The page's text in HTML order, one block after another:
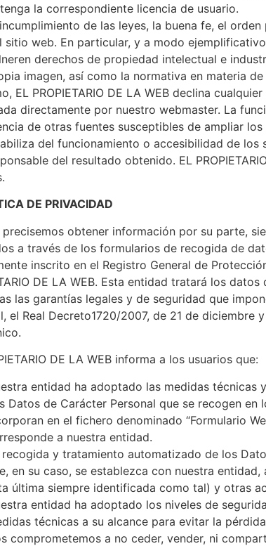
la correspondiente licencia de usuario.
de las leyes, la buena fe, el
sitio web. En particular, y a modo
derechos de propiedad intelectual e
imagen, así como la normativa en materia
EL PROPIETARIO DE LA WEB declina
directamente por nuestro webmaster. La
de otras fuentes susceptibles de ampliar
del funcionamiento o accesibilidad de
del resultado obtenido. EL
DE PRIVACIDAD
precisemos obtener información por su parte,
a través de los formularios de recogida de
inscrito en el Registro General de
DE LA WEB. Esta entidad tratará los
las garantías legales y de seguridad que
el Real Decreto1720/2007, de 21 de
DE LA WEB informa a los usuarios que:
entidad ha adoptado las medidas
Datos de Carácter Personal que se recogen
en el fichero denominado “Formulario
a nuestra entidad.
recogida y tratamiento automatizado de los
en su caso, se establezca con nuestra
última siempre identificada como tal) y otras
entidad ha adoptado los niveles de
técnicas a su alcance para evitar la
comprometemos a no ceder, vender, ni